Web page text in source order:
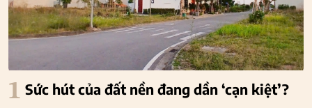
1 Sức hút của đất nền đang dần ‘cạn kiệt’?